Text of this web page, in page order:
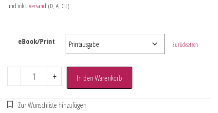
und inkl. Versand (D, A, CH)
eBook/Print Zurücksetzen
- + In den Warenkorb